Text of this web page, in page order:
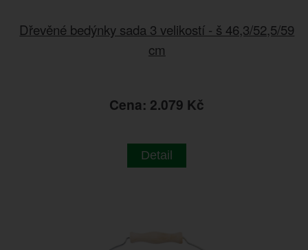
Dřevěné bedýnky sada 3 velikostí - š 46,3/52,5/59
cm
Cena: 2.079 Kč
Detail